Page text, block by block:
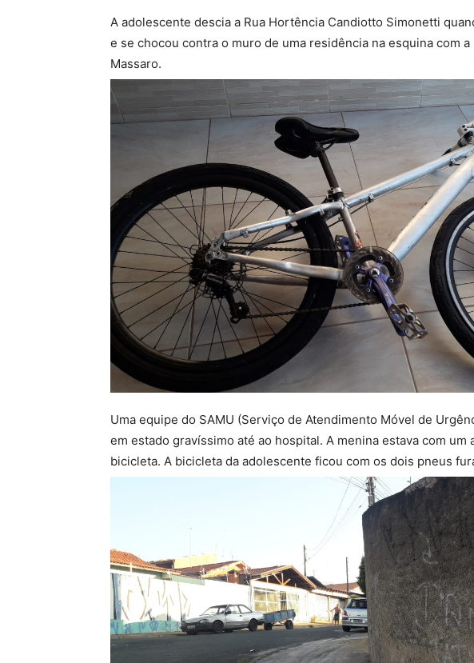
A adolescente descia a Rua Hortência Candiotto Simonetti
e se chocou contra o muro de uma residência na esquina com
Massaro.
Uma equipe do SAMU (Serviço de Atendimento Móvel de
em estado gravíssimo até ao hospital. A menina estava com um
bicicleta. A bicicleta da adolescente ficou com os dois pneus